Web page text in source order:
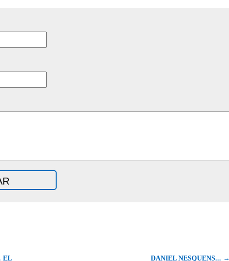
EL DANIEL NESQUENS... →